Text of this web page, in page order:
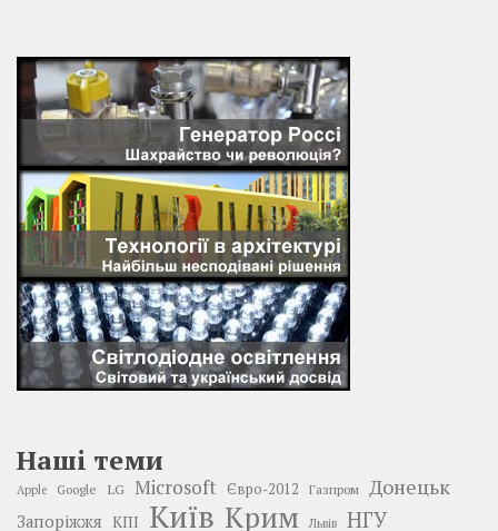
Наші теми
Apple Google LG Microsoft Євро-2012 Газпром Донецьк
Запоріжжя КПІ Київ Крим Львів
НГУ